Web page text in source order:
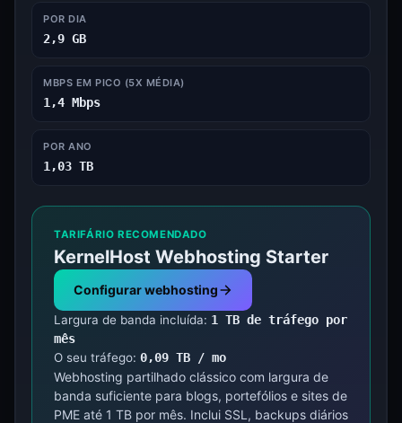
POR DIA
2,9 GB
MBPS EM PICO (5X MÉDIA)
1,4 Mbps
POR ANO
1,03 TB
TARIFÁRIO RECOMENDADO
KernelHost Webhosting Starter
Configurar webhosting
Largura de banda incluída: 1 TB de tráfego por
mês
O seu tráfego: 0,09 TB / mo
Webhosting partilhado clássico com largura de
banda suficiente para blogs, portefólios e sites de
PME até 1 TB por mês. Inclui SSL, backups diários